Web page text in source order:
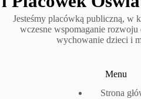
Jesteśmy placówką publiczną, w
wczesne wspomaganie rozwoju
wychowanie dzieci i
Menu
Strona